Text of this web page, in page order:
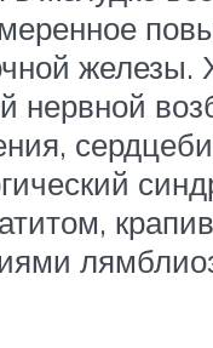
железы.
нервной